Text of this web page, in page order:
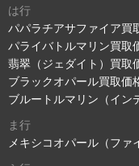
は行
パパラチアサファイア買
パライバトルマリン買取
翡翠（ジェダイト）買取
ブラックオパール買取価
ブルートルマリン（イン
ま行
メキシコオパール（ファ